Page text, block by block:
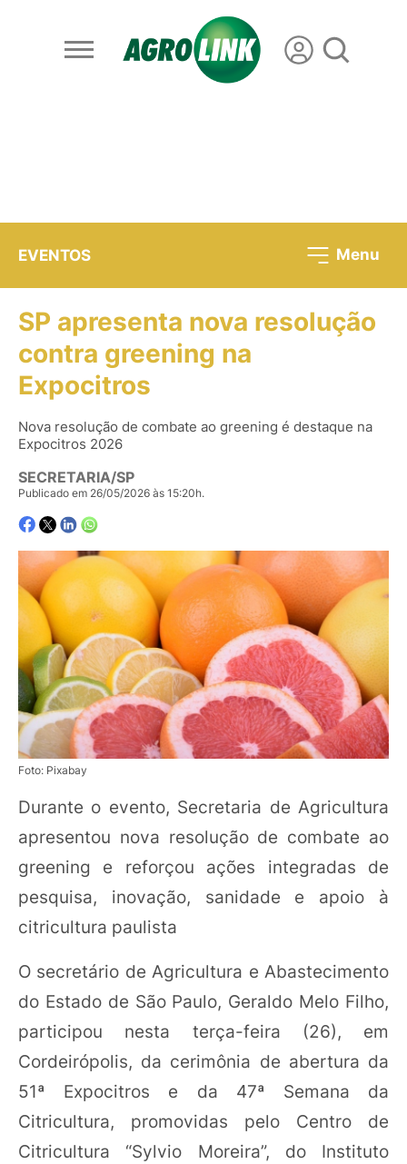
EVENTOS Menu
SP apresenta nova resolução
contra greening na
Expocitros
Nova resolução de combate ao greening é destaque na
Expocitros 2026
SECRETARIA/SP
Publicado em 26/05/2026 às 15:20h.
Foto: Pixabay
Durante o evento, Secretaria de Agricultura
apresentou nova resolução de combate ao
greening e reforçou ações integradas de
pesquisa, inovação, sanidade e apoio à
citricultura paulista
O secretário de Agricultura e Abastecimento
do Estado de São Paulo, Geraldo Melo Filho,
participou nesta terça-feira (26), em
Cordeirópolis, da cerimônia de abertura da
51ª Expocitros e da 47ª Semana da
Citricultura, promovidas pelo Centro de
Citricultura “Sylvio Moreira”, do Instituto